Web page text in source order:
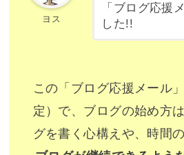
ヨス
「ブログ応援
した!!
この「ブログ応援メール
定）で、ブログの始め方
グを書く心構えや、時間